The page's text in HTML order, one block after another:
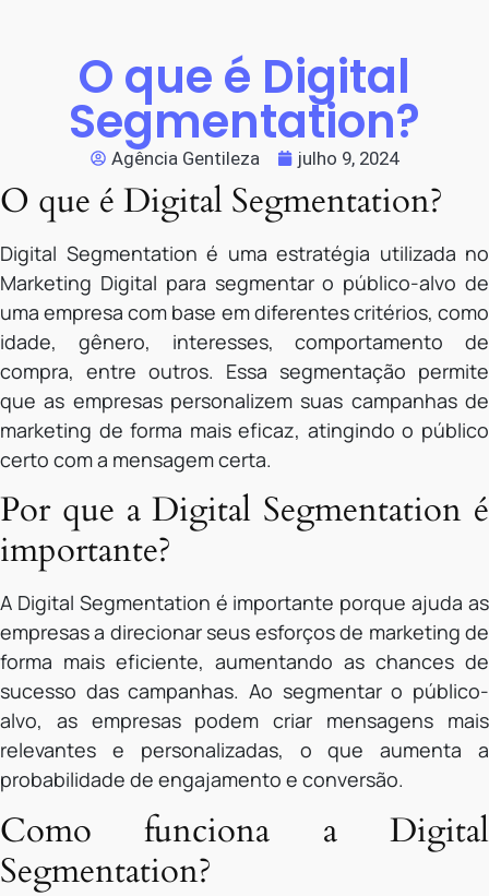
O que é Digital
Segmentation?
Agência Gentileza julho 9, 2024
O que é Digital Segmentation?
Digital Segmentation é uma estratégia utilizada no
Marketing Digital para segmentar o público-alvo de
uma empresa com base em diferentes critérios, como
idade, gênero, interesses, comportamento de
compra, entre outros. Essa segmentação permite
que as empresas personalizem suas campanhas de
marketing de forma mais eficaz, atingindo o público
certo com a mensagem certa.
Por que a Digital Segmentation é
importante?
A Digital Segmentation é importante porque ajuda as
empresas a direcionar seus esforços de marketing de
forma mais eficiente, aumentando as chances de
sucesso das campanhas. Ao segmentar o público-
alvo, as empresas podem criar mensagens mais
relevantes e personalizadas, o que aumenta a
probabilidade de engajamento e conversão.
Como funciona a Digital
Segmentation?